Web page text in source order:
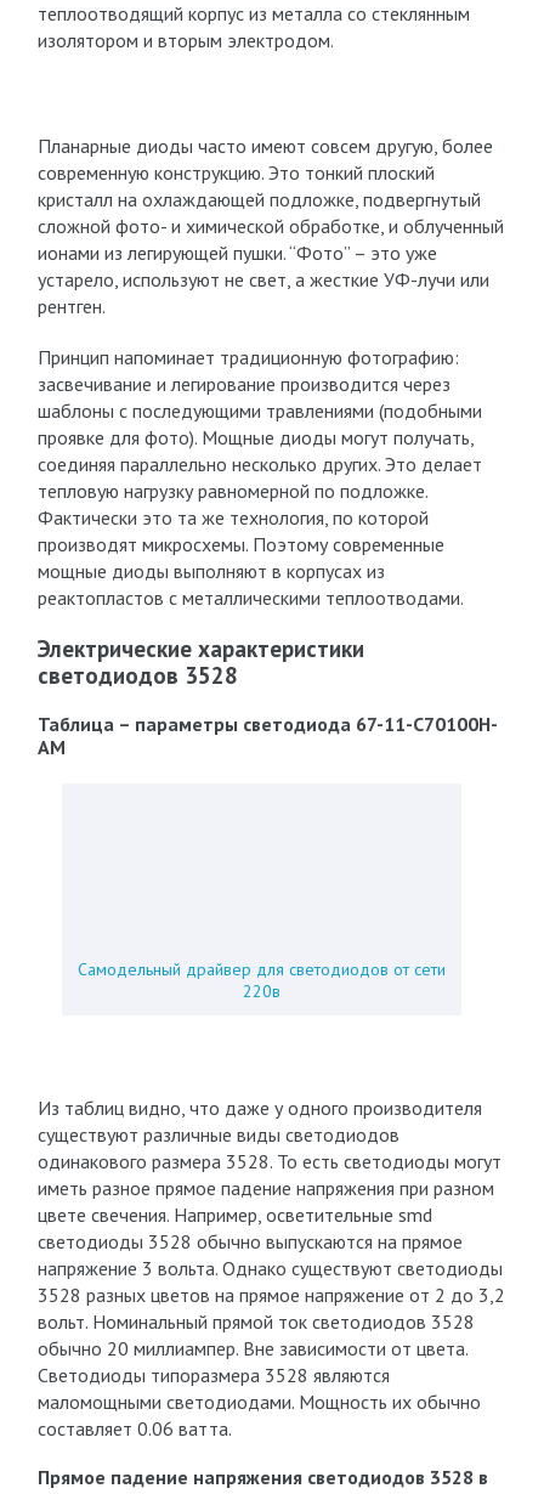
теплоотводящий корпус из металла со стеклянным
изолятором и вторым электродом.
Планарные диоды часто имеют совсем другую, более
современную конструкцию. Это тонкий плоский
кристалл на охлаждающей подложке, подвергнутый
сложной фото- и химической обработке, и облученный
ионами из легирующей пушки. “Фото” – это уже
устарело, используют не свет, а жесткие УФ-лучи или
рентген.
Принцип напоминает традиционную фотографию:
засвечивание и легирование производится через
шаблоны с последующими травлениями (подобными
проявке для фото). Мощные диоды могут получать,
соединяя параллельно несколько других. Это делает
тепловую нагрузку равномерной по подложке.
Фактически это та же технология, по которой
производят микросхемы. Поэтому современные
мощные диоды выполняют в корпусах из
реактопластов с металлическими теплоотводами.
Электрические характеристики
светодиодов 3528
Таблица – параметры светодиода 67-11-C70100H-
AM
Самодельный драйвер для светодиодов от сети
220в
Из таблиц видно, что даже у одного производителя
существуют различные виды светодиодов
одинакового размера 3528. То есть светодиоды могут
иметь разное прямое падение напряжения при разном
цвете свечения. Например, осветительные smd
светодиоды 3528 обычно выпускаются на прямое
напряжение 3 вольта. Однако существуют светодиоды
3528 разных цветов на прямое напряжение от 2 до 3,2
вольт. Номинальный прямой ток светодиодов 3528
обычно 20 миллиампер. Вне зависимости от цвета.
Светодиоды типоразмера 3528 являются
маломощными светодиодами. Мощность их обычно
составляет 0.06 ватта.
Прямое падение напряжения светодиодов 3528 в